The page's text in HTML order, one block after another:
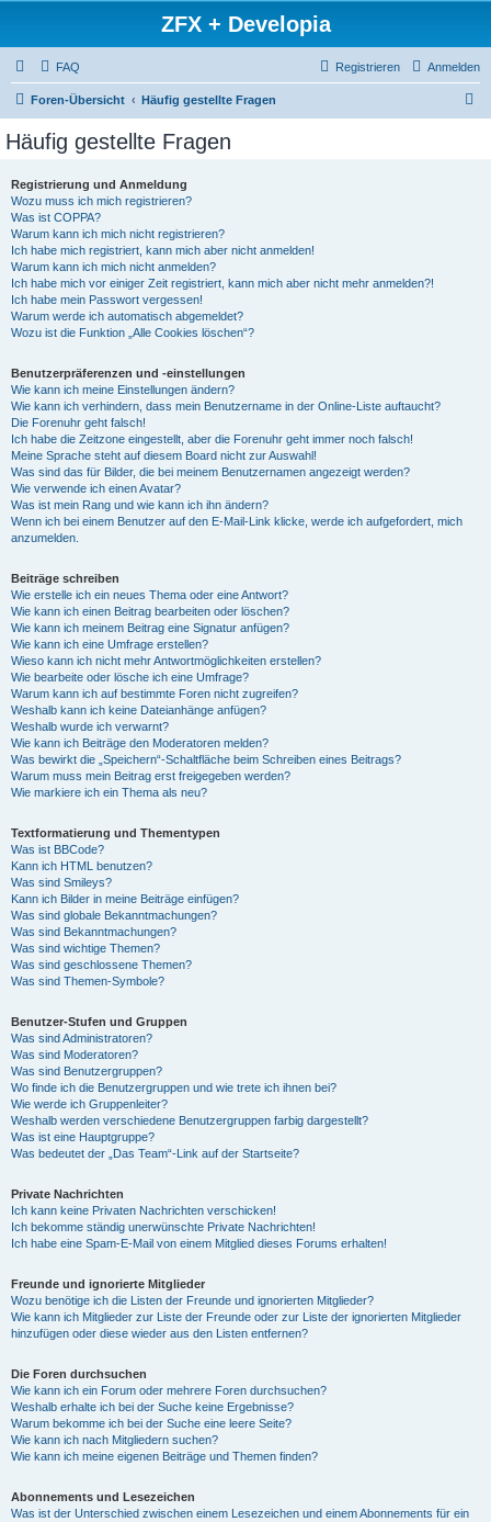
ZFX + Developia
FAQ Anmelden
Registrieren
Foren-Übersicht Häufig gestellte Fragen
Häufig gestellte Fragen
Registrierung und Anmeldung
Wozu muss ich mich registrieren?
Was ist COPPA?
Warum kann ich mich nicht registrieren?
Ich habe mich registriert, kann mich aber nicht anmelden!
Warum kann ich mich nicht anmelden?
Ich habe mich vor einiger Zeit registriert, kann mich aber nicht mehr anmelden?!
Ich habe mein Passwort vergessen!
Warum werde ich automatisch abgemeldet?
Wozu ist die Funktion „Alle Cookies löschen“?
Benutzerpräferenzen und -einstellungen
Wie kann ich meine Einstellungen ändern?
Wie kann ich verhindern, dass mein Benutzername in der Online-Liste auftaucht?
Die Forenuhr geht falsch!
Ich habe die Zeitzone eingestellt, aber die Forenuhr geht immer noch falsch!
Meine Sprache steht auf diesem Board nicht zur Auswahl!
Was sind das für Bilder, die bei meinem Benutzernamen angezeigt werden?
Wie verwende ich einen Avatar?
Was ist mein Rang und wie kann ich ihn ändern?
Wenn ich bei einem Benutzer auf den E-Mail-Link klicke, werde ich aufgefordert, mich
anzumelden.
Beiträge schreiben
Wie erstelle ich ein neues Thema oder eine Antwort?
Wie kann ich einen Beitrag bearbeiten oder löschen?
Wie kann ich meinem Beitrag eine Signatur anfügen?
Wie kann ich eine Umfrage erstellen?
Wieso kann ich nicht mehr Antwortmöglichkeiten erstellen?
Wie bearbeite oder lösche ich eine Umfrage?
Warum kann ich auf bestimmte Foren nicht zugreifen?
Weshalb kann ich keine Dateianhänge anfügen?
Weshalb wurde ich verwarnt?
Wie kann ich Beiträge den Moderatoren melden?
Was bewirkt die „Speichern“-Schaltfläche beim Schreiben eines Beitrags?
Warum muss mein Beitrag erst freigegeben werden?
Wie markiere ich ein Thema als neu?
Textformatierung und Thementypen
Was ist BBCode?
Kann ich HTML benutzen?
Was sind Smileys?
Kann ich Bilder in meine Beiträge einfügen?
Was sind globale Bekanntmachungen?
Was sind Bekanntmachungen?
Was sind wichtige Themen?
Was sind geschlossene Themen?
Was sind Themen-Symbole?
Benutzer-Stufen und Gruppen
Was sind Administratoren?
Was sind Moderatoren?
Was sind Benutzergruppen?
Wo finde ich die Benutzergruppen und wie trete ich ihnen bei?
Wie werde ich Gruppenleiter?
Weshalb werden verschiedene Benutzergruppen farbig dargestellt?
Was ist eine Hauptgruppe?
Was bedeutet der „Das Team“-Link auf der Startseite?
Private Nachrichten
Ich kann keine Privaten Nachrichten verschicken!
Ich bekomme ständig unerwünschte Private Nachrichten!
Ich habe eine Spam-E-Mail von einem Mitglied dieses Forums erhalten!
Freunde und ignorierte Mitglieder
Wozu benötige ich die Listen der Freunde und ignorierten Mitglieder?
Wie kann ich Mitglieder zur Liste der Freunde oder zur Liste der ignorierten Mitglieder
hinzufügen oder diese wieder aus den Listen entfernen?
Die Foren durchsuchen
Wie kann ich ein Forum oder mehrere Foren durchsuchen?
Weshalb erhalte ich bei der Suche keine Ergebnisse?
Warum bekomme ich bei der Suche eine leere Seite?
Wie kann ich nach Mitgliedern suchen?
Wie kann ich meine eigenen Beiträge und Themen finden?
Abonnements und Lesezeichen
Was ist der Unterschied zwischen einem Lesezeichen und einem Abonnements für ein